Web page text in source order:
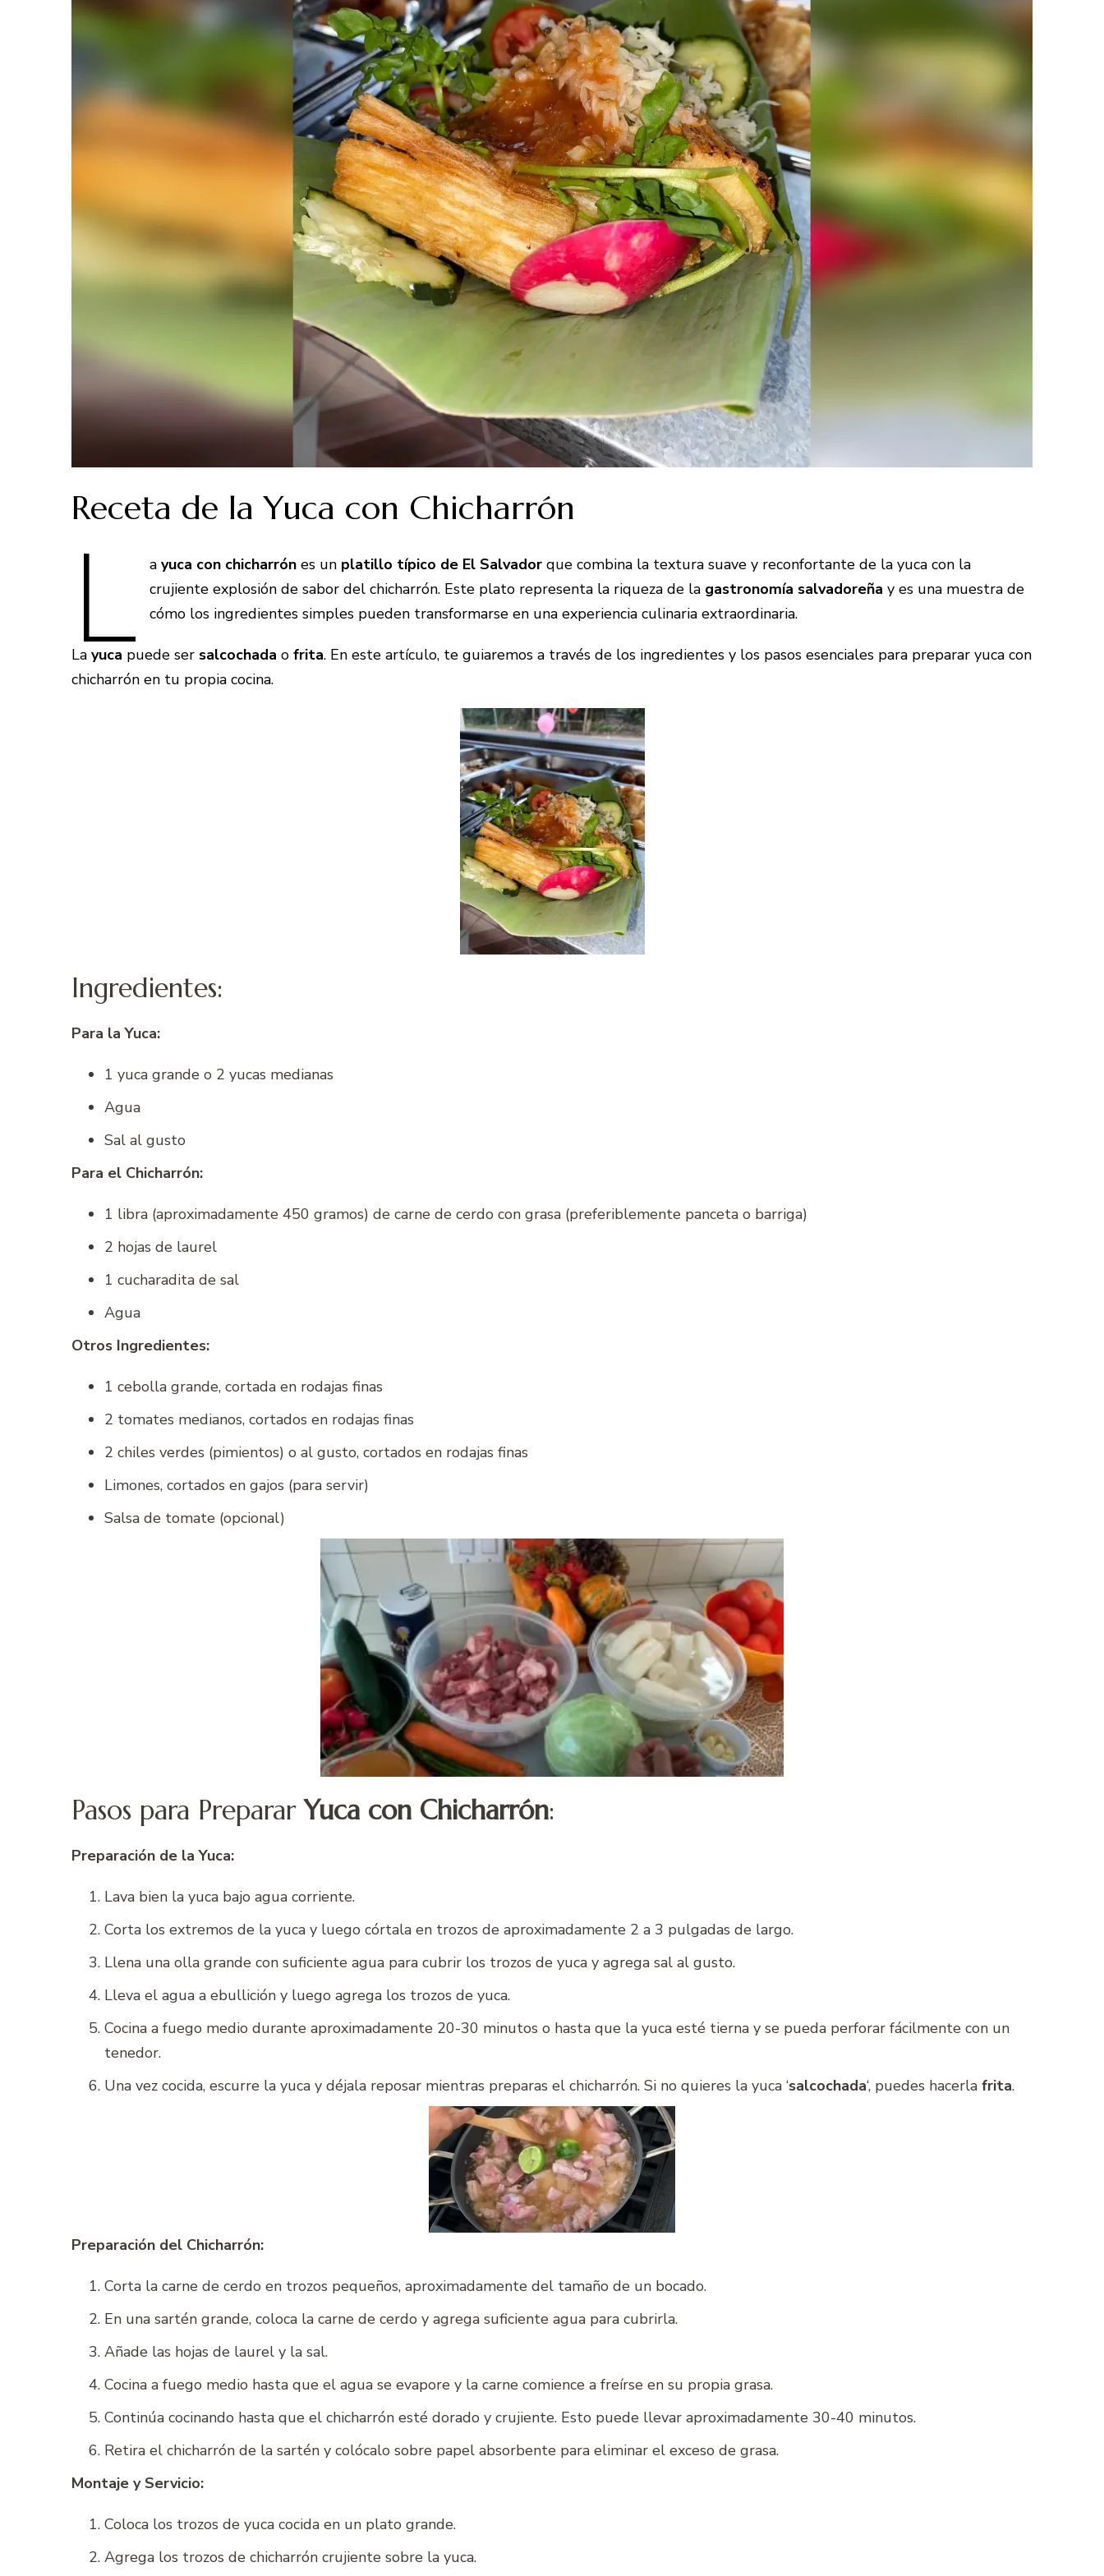
Receta de la Yuca con Chicharrón
L ayuca con chicharrón es un platillo típico de El Salvador que combina la textura suave y reconfortante de la yuca con la
crujiente explosión de sabor del chicharrón. Este plato representa la riqueza de la gastronomía salvadoreña y es una muestra de
cómo los ingredientes simples pueden transformarse en una experiencia culinaria extraordinaria.
La yuca puede ser salcochada o frita. En este artículo, te guiaremos a través de los ingredientes y los pasos esenciales para preparar yuca con
chicharrón en tu propia cocina.
Ingredientes:
Para la Yuca:
1 yuca grande o 2 yucas medianas
Agua
Sal al gusto
Para el Chicharrón:
1 libra (aproximadamente 450 gramos) de carne de cerdo con grasa (preferiblemente panceta o barriga)
2 hojas de laurel
1 cucharadita de sal
Agua
Otros Ingredientes:
1 cebolla grande, cortada en rodajas finas
2 tomates medianos, cortados en rodajas finas
2 chiles verdes (pimientos) o al gusto, cortados en rodajas finas
Limones, cortados en gajos (para servir)
Salsa de tomate (opcional)
Pasos para PrepararYuca con Chicharrón:
Preparación de la Yuca:
Lava bien la yuca bajo agua corriente.
Corta los extremos de la yuca y luego córtala en trozos de aproximadamente 2 a 3 pulgadas de largo.
Llena una olla grande con suficiente agua para cubrir los trozos de yuca y agrega sal al gusto.
Lleva el agua a ebullición y luego agrega los trozos de yuca.
Cocina a fuego medio durante aproximadamente 20-30 minutos o hasta que la yuca esté tierna y se pueda perforar fácilmente con un
tenedor.
Una vez cocida, escurre la yuca y déjala reposar mientras preparas el chicharrón. Si no quieres la yuca ‘salcochada‘, puedes hacerla frita.
Preparación del Chicharrón:
Corta la carne de cerdo en trozos pequeños, aproximadamente del tamaño de un bocado.
En una sartén grande, coloca la carne de cerdo y agrega suficiente agua para cubrirla.
Añade las hojas de laurel y la sal.
Cocina a fuego medio hasta que el agua se evapore y la carne comience a freírse en su propia grasa.
Continúa cocinando hasta que el chicharrón esté dorado y crujiente. Esto puede llevar aproximadamente 30-40 minutos.
Retira el chicharrón de la sartén y colócalo sobre papel absorbente para eliminar el exceso de grasa.
Montaje y Servicio:
Coloca los trozos de yuca cocida en un plato grande.
Agrega los trozos de chicharrón crujiente sobre la yuca.